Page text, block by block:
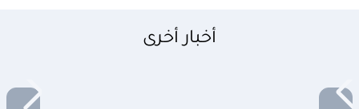
أخبار أخرى